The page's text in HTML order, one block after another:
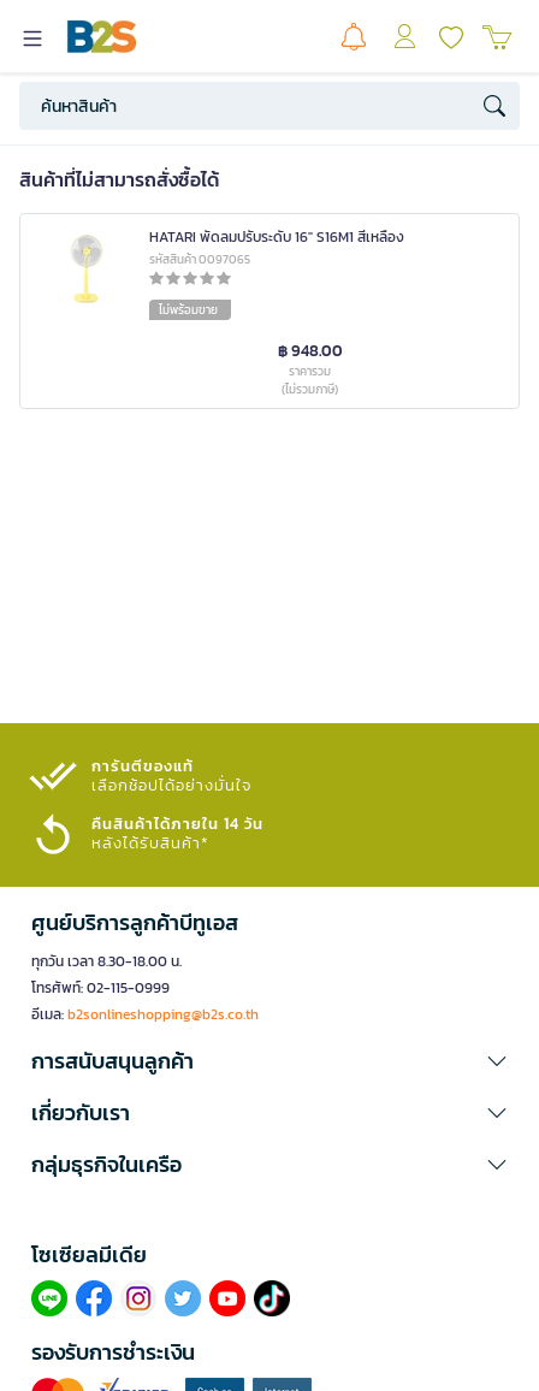
สินค้าที่ไม่สามารถสั่งซื้อได้
HATARI พัดลมปรับระดับ 16" S16M1 สีเหลือง
รหัสสินค้า 0097065
ไม่พร้อมขาย
฿ 948.00
ราคารวม
(ไม่รวมภาษี)
การันตีของแท้
เลือกช้อปได้อย่างมั่นใจ​
คืนสินค้าได้ภายใน 14 วัน
หลังได้รับสินค้า*
ศูนย์บริการลูกค้าบีทูเอส
ทุกวัน เวลา 8.30-18.00 น.
โทรศัพท์: 02-115-0999
อีเมล:b2sonlineshopping@b2s.co.th
การสนับสนุนลูกค้า
เกี่ยวกับเรา
กลุ่มธุรกิจในเครือ
โซเซียลมีเดีย​
รองรับการชำระเงิน